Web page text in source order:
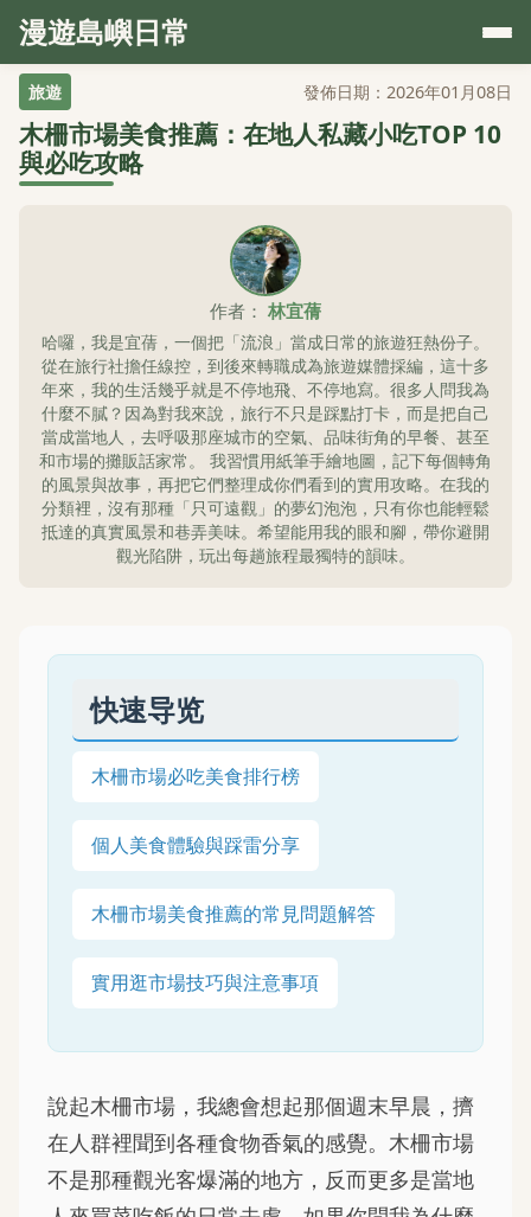
漫遊島嶼日常
旅遊 發佈日期：2026年01月08日
木柵市場美食推薦：在地人私藏小吃TOP 10
與必吃攻略
作者： 林宜蒨
哈囉，我是宜蒨，一個把「流浪」當成日常的旅遊狂熱份子。
從在旅行社擔任線控，到後來轉職成為旅遊媒體採編，這十多
年來，我的生活幾乎就是不停地飛、不停地寫。很多人問我為
什麼不膩？因為對我來說，旅行不只是踩點打卡，而是把自己
當成當地人，去呼吸那座城市的空氣、品味街角的早餐、甚至
和市場的攤販話家常。 我習慣用紙筆手繪地圖，記下每個轉角
的風景與故事，再把它們整理成你們看到的實用攻略。在我的
分類裡，沒有那種「只可遠觀」的夢幻泡泡，只有你也能輕鬆
抵達的真實風景和巷弄美味。希望能用我的眼和腳，帶你避開
觀光陷阱，玩出每趟旅程最獨特的韻味。
快速导览
木柵市場必吃美食排行榜
個人美食體驗與踩雷分享
木柵市場美食推薦的常見問題解答
實用逛市場技巧與注意事項
說起木柵市場，我總會想起那個週末早晨，擠
在人群裡聞到各種食物香氣的感覺。木柵市場
不是那種觀光客爆滿的地方，反而更多是當地